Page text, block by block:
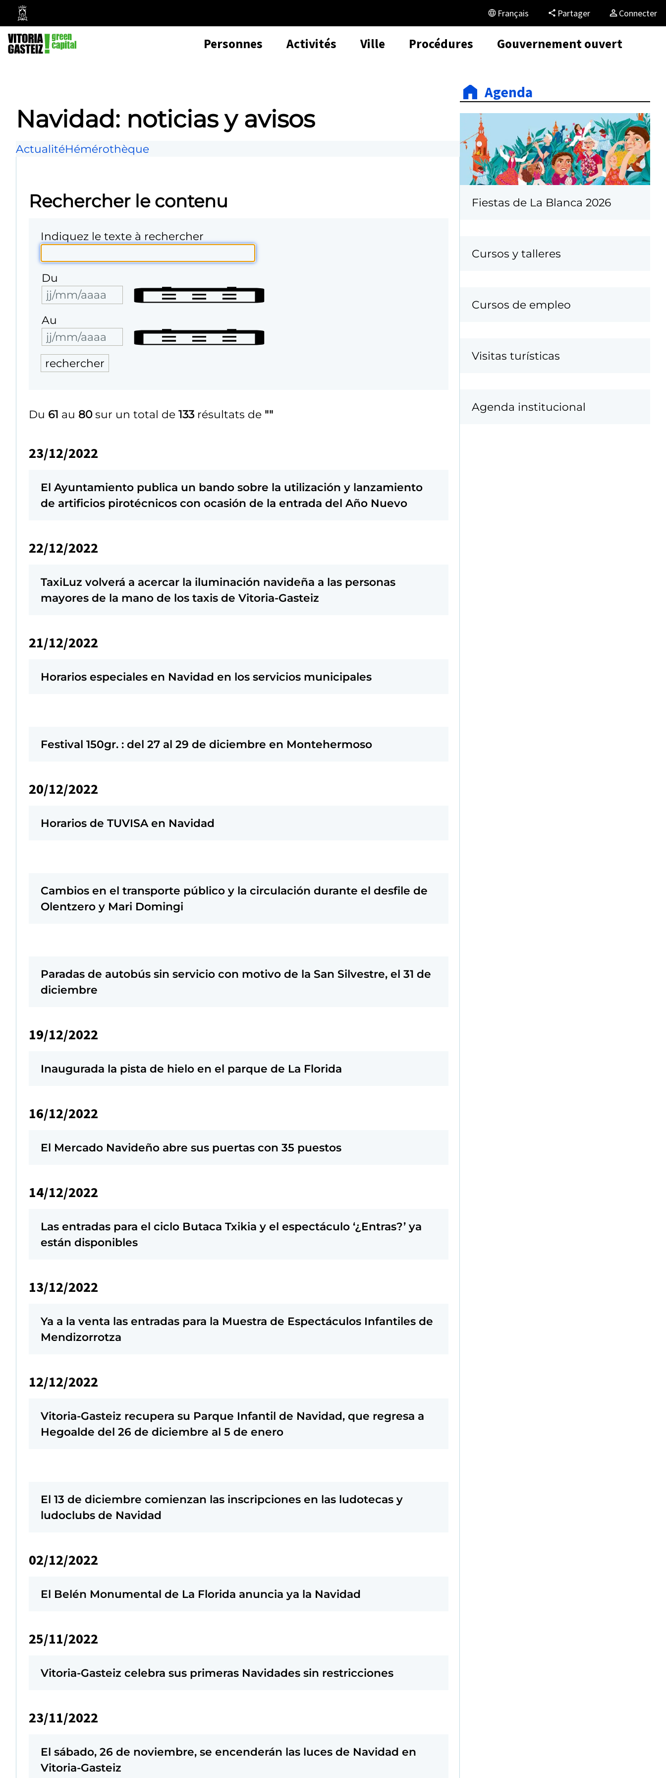
Mairie
de
Vitoria-
Gasteiz
Français Partager Connecter
Personnes Activités Ville Procédures Gouvernement ouvert
Navidad: noticias y avisos
ActualitéHémérothèque
Rechercher le contenu
Indiquez le texte à rechercher
Du
Au
Du 61 au 80sur un total de 133 résultats de ""
23/12/2022
El Ayuntamiento publica un bando sobre la utilización y lanzamiento
de artificios pirotécnicos con ocasión de la entrada del Año Nuevo
22/12/2022
TaxiLuz volverá a acercar la iluminación navideña a las personas
mayores de la mano de los taxis de Vitoria-Gasteiz
21/12/2022
Horarios especiales en Navidad en los servicios municipales
Festival 150gr. : del 27 al 29 de diciembre en Montehermoso
20/12/2022
Horarios de TUVISA en Navidad
Cambios en el transporte público y la circulación durante el desfile de
Olentzero y Mari Domingi
Paradas de autobús sin servicio con motivo de la San Silvestre, el 31 de
diciembre
19/12/2022
Inaugurada la pista de hielo en el parque de La Florida
16/12/2022
El Mercado Navideño abre sus puertas con 35 puestos
14/12/2022
Las entradas para el ciclo Butaca Txikia y el espectáculo ‘¿Entras?’ ya
están disponibles
13/12/2022
Ya a la venta las entradas para la Muestra de Espectáculos Infantiles de
Mendizorrotza
12/12/2022
Vitoria-Gasteiz recupera su Parque Infantil de Navidad, que regresa a
Hegoalde del 26 de diciembre al 5 de enero
El 13 de diciembre comienzan las inscripciones en las ludotecas y
ludoclubs de Navidad
02/12/2022
El Belén Monumental de La Florida anuncia ya la Navidad
25/11/2022
Vitoria-Gasteiz celebra sus primeras Navidades sin restricciones
23/11/2022
El sábado, 26 de noviembre, se encenderán las luces de Navidad en
Vitoria-Gasteiz
Agenda
Fiestas de La Blanca 2026
Cursos y talleres
Cursos de empleo
Visitas turísticas
Agenda institucional